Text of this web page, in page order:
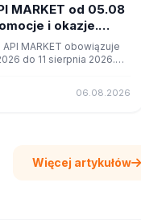
MARKET od 05.08
i okazje.
MARKET obowiązuje
do 11 sierpnia 2026.
06.08.2026
Więcej artykułów